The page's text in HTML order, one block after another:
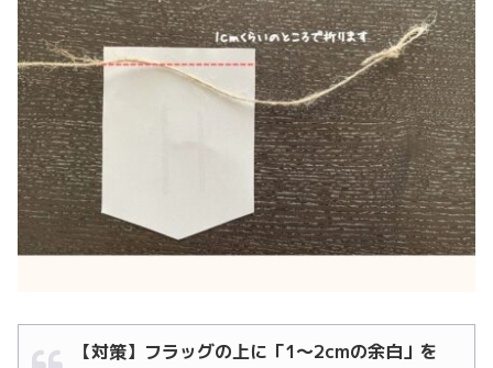
【対策】フラッグの上に「1〜2cmの余白」を